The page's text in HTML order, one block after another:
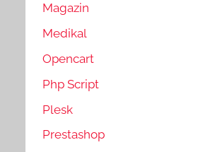
Magazin
Medikal
Opencart
Php Script
Plesk
Prestashop